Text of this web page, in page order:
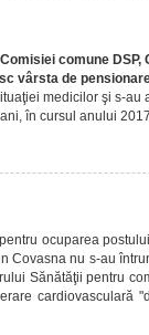
Comisiei comune
vârsta de
medicilor şi s-
în cursul anului
ocuparea
Covasna nu s-au
Sănătăţii pentru
cardiovasculară